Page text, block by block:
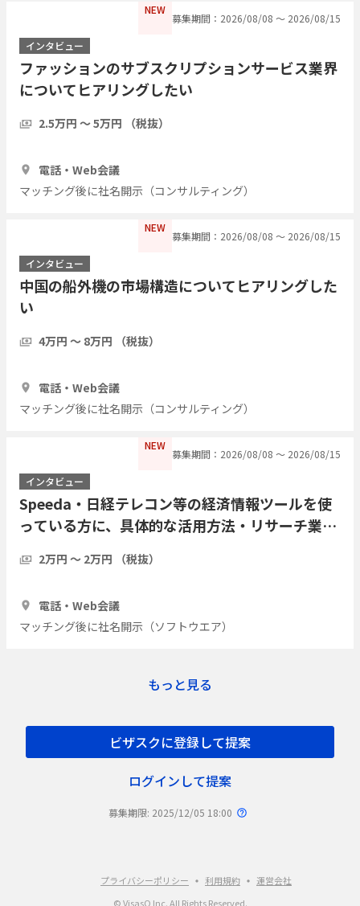
NEW
募集期間：2026/08/08 〜 2026/08/15
インタビュー
ファッションのサブスクリプションサービス業界
についてヒアリングしたい
2.5万円 〜 5万円 （税抜）
電話・Web会議
マッチング後に社名開示（コンサルティング）
NEW
募集期間：2026/08/08 〜 2026/08/15
インタビュー
中国の船外機の市場構造についてヒアリングした
い
4万円 〜 8万円 （税抜）
電話・Web会議
マッチング後に社名開示（コンサルティング）
NEW
募集期間：2026/08/08 〜 2026/08/15
インタビュー
Speeda・日経テレコン等の経済情報ツールを使
っている方に、具体的な活用方法・リサーチ業務
2万円 〜 2万円 （税抜）
電話・Web会議
マッチング後に社名開示（ソフトウエア）
もっと見る
ビザスクに登録して提案
ログインして提案
募集期限: 2025/12/05 18:00
プライバシーポリシー 利用規約
運営会社
© VisasQ Inc. All Rights Reserved.